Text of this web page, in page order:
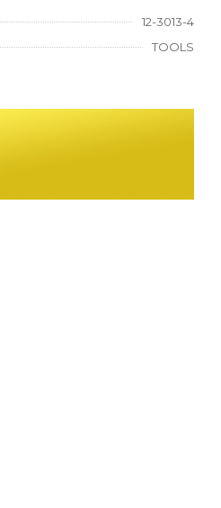
12-3013-4
TOOLS